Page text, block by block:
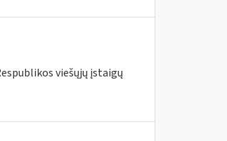
viešųjų įstaigų